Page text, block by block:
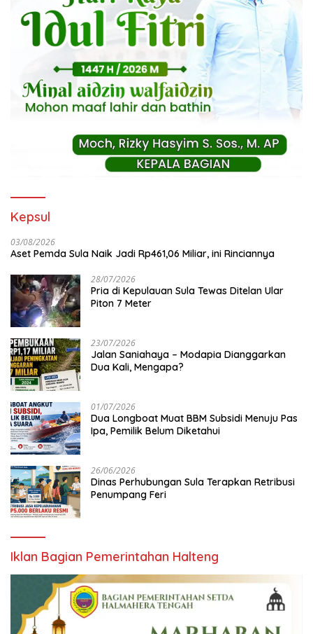
Kepsul
03/08/2026
Aset Pemda Sula Naik Jadi Rp461,06 Miliar, ini Rinciannya
28/07/2026
Pria di Kepulauan Sula Tewas Ditelan Ular
Piton 7 Meter
23/07/2026
Jalan Saniahaya – Modapia Dianggarkan
Dua Kali, Mengapa?
01/07/2026
Dua Longboat Muat BBM Subsidi Menuju Pas
Ipa, Pemilik Belum Diketahui
26/06/2026
Dinas Perhubungan Sula Terapkan Retribusi
Penumpang Feri
Iklan Bagian Pemerintahan Halteng